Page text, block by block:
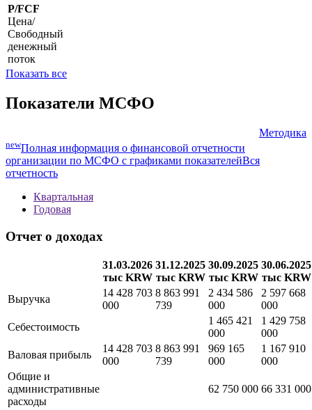
P/FCF
Цена/
Свободный
денежный
поток
Показать все
Показатели МСФО
Методика
newПолная информация о финансовой отчетности
организации по МСФО с графиками показателейВся
отчетность
Квартальная
Годовая
Отчет о доходах
31.03.2026
тыс KRW
31.12.2025
тыс KRW
30.09.2025
тыс KRW
30.06.2025
тыс KRW
Выручка
14 428 703
000
8 863 991
739
2 434 586
000
2 597 668
000
Себестоимость
1 465 421
000
1 429 758
000
Валовая прибыль
14 428 703
000
8 863 991
739
969 165
000
1 167 910
000
Общие и
административные
расходы
62 750 000 66 331 000